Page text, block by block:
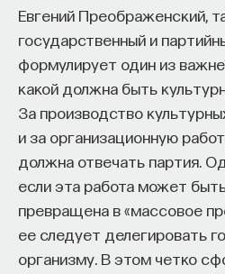
Евгений Преображенский,
государственный и
формулирует один из
какой должна быть
За производство
и за организационную
должна отвечать партия.
если эта работа может
превращена в «массовое
ее следует делегировать
организму. В этом четко
могли бы обнаружить себя.
уверены стоики, ситуация,
становится для нас более
Обсуждение фатализма в
и негативной визуализации
заставить читателей
стоицизм к
благословение. Но не будут